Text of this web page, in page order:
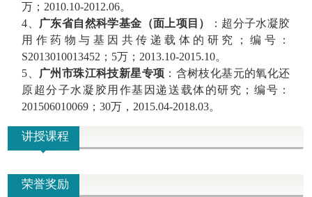
万； 2010.10-2012.06。
4
广东省自然科学基金（面上项目）
：超分子水凝胶
用作药物与基因共传递载体的研究；编号：
S2013010013452 ； 5万； 2013.10-2015.10。
5
广州市珠江科技新星专项 ：含树枝化基元的氧化还
原超分子水凝胶用作基因递送载体的研究；编号：
201506010069 ；30万， 2015.04-2018.03。
讲授课程
荣誉奖励